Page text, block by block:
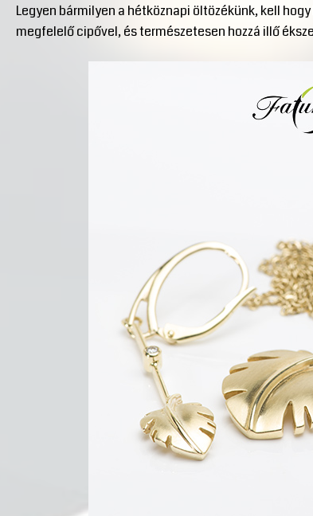
Legyen bármilyen a hétköznapi öltözékünk, kell
megfelelő cipővel, és természetesen hozzá illő